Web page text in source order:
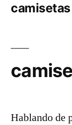
Hablando de